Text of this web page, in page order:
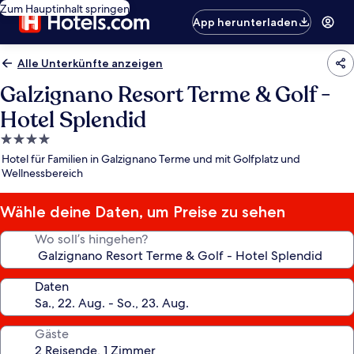
Zum Hauptinhalt springen
App herunterladen
Alle Unterkünfte anzeigen
Galzignano Resort Terme & Golf -
Hotel Splendid
4.0-
Sterne-
Unterkunft
Hotel für Familien in Galzignano Terme und mit Golfplatz und
Wellnessbereich
Wähle deine Daten, um Preise zu sehen
Wo soll’s hingehen?
Daten
Gäste